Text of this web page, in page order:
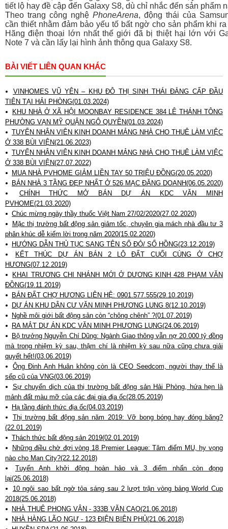
tiết lộ hay đề cập đến Galaxy S8, dù chỉ nhắc đến sản phẩm
Theo trang công nghệPhoneArena, động thái của
cần thiết nhằm đảm bảo yếu tố bất ngờ cho sản phẩm khi ra
Hãng điện thoại lớn nhất thế giới đã bị thiệt hại lớn với
Note 7 và cần lấy lại hình ảnh thông qua Galaxy S8.
BÀI VIẾT LIÊN QUAN KHÁC
VINHOMES VŨ YÊN – KHU ĐÔ THỊ SINH THÁI ĐẲNG CẤP ĐẦU
TIÊN TẠI HẢI PHÒNG(01.03.2024)
KHU NHÀ Ở XÃ HỘI MOONBAY RESIDENCE 384 LÊ THÁNH TÔNG
PHƯỜNG VẠN MỸ QUẬN NGÔ QUYỀN(01.03.2024)
TUYỂN NHÂN VIÊN KINH DOANH MẢNG NHÀ CHO THUÊ LÀM VIỆC
Ở 338 BÙI VIỆN(21.06.2023)
TUYỂN NHÂN VIÊN KINH DOANH MẢNG NHÀ CHO THUÊ LÀM VIỆC
Ở 338 BÙI VIỆN(27.07.2022)
MUA NHÀ PVHOME GIẢM LIỀN TAY 50 TRIỆU ĐỒNG(20.05.2020)
BÁN NHÀ 3 TẦNG ĐẸP NHẤT Ở 526 MẠC ĐĂNG DOANH(06.05.2020)
CHÍNH THỨC MỞ BÁN DỰ ÁN KDC VĂN MINH
PVHOME(21.03.2020)
Chúc mừng ngày thầy thuốc Việt Nam 27/02/2020(27.02.2020)
Mặc thị trường bất động sản giảm tốc, chuyên gia mách nhà đầu tư 3
phân khúc dễ kiếm lời trong năm 2020(15.02.2020)
HƯỚNG DẪN THỦ TỤC SANG TÊN SỔ ĐỎ/ SỔ HỒNG(23.12.2019)
KẾT THÚC DỰ ÁN BÁN 2 LÔ ĐẤT CUỐI CÙNG Ở CHỢ
HƯƠNG(07.12.2019)
KHAI TRƯƠNG CHI NHÁNH MỚI Ở DƯƠNG KINH 428 PHẠM VĂN
ĐỒNG(19.11.2019)
BÁN ĐẤT CHỢ HƯƠNG LIÊN HỆ: 0901.577.555(29.10.2019)
DỰ ÁN KHU DÂN CƯ VĂN MINH PHƯƠNG LUNG 8(12.10.2019)
Nghề môi giới bất động sản còn “chông chênh” ?(01.07.2019)
RA MẮT DỰ ÁN KDC VĂN MINH PHƯƠNG LUNG(24.06.2019)
Bộ trưởng Nguyễn Chí Dũng: Ngành Giao thông vẫn nợ 20.000 tỷ đồng
mà trong nhiệm kỳ sau, thậm chí là nhiệm kỳ sau nữa cũng chưa giải
quyết hết!(03.06.2019)
Ông Đinh Anh Huân không còn là CEO Seedcom, người thay thế là
sếp cũ của VNG(03.06.2019)
Sự chuyển dịch của thị trường bất động sản Hải Phòng, hứa hẹn là
mảnh đất màu mỡ của các đại gia địa ốc(28.05.2019)
Hạ tầng đánh thức địa ốc(04.03.2019)
Thị trường bất động sản năm 2019: Vỡ bong bóng hay đóng băng?
(22.01.2019)
Thách thức bất động sản 2019(02.01.2019)
Những điều chờ đợi vòng 18 Premier League: Tâm điểm MU, hy vọng
nào cho Man City?(22.12.2018)
Tuyển Anh khởi động hoàn hảo và 3 điểm nhấn còn đọng
lại(25.06.2018)
10 ngôi sao bất ngờ tỏa sáng sau 2 lượt trận vòng bảng World Cup
2018(25.06.2018)
NHÀ THUÊ PHONG VÂN - 333B VĂN CAO(21.06.2018)
NHÀ HÀNG LÃO NGƯ - 123 ĐIỆN BIÊN PHỦ(21.06.2018)